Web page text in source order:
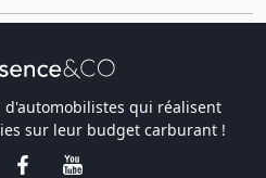
d'automobilistes qui réalisent
sur leur budget carburant !